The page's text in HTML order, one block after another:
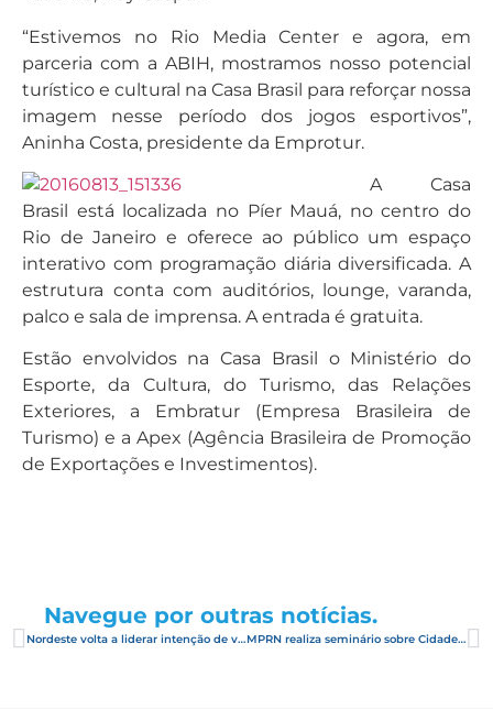
“Estivemos no Rio Media Center e agora, em
parceria com a ABIH, mostramos nosso potencial
turístico e cultural na Casa Brasil para reforçar nossa
imagem nesse período dos jogos esportivos”,
Aninha Costa, presidente da Emprotur.
A Casa
Brasil está localizada no Píer Mauá, no centro do
Rio de Janeiro e oferece ao público um espaço
interativo com programação diária diversificada. A
estrutura conta com auditórios, lounge, varanda,
palco e sala de imprensa. A entrada é gratuita.
Estão envolvidos na Casa Brasil o Ministério do
Esporte, da Cultura, do Turismo, das Relações
Exteriores, a Embratur (Empresa Brasileira de
Turismo) e a Apex (Agência Brasileira de Promoção
de Exportações e Investimentos).
Navegue por outras notícias.
Nordeste volta a liderar intenção de viagens nacionais: 44,8% dos entrevistados desejam visitar a região MPRN realiza seminário sobre Cidades Criativas e Desenvolvimento Sustentável